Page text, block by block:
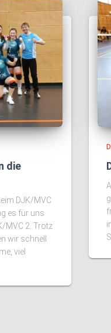
die
DJK/MVC
es für uns
MVC 2. Trotz
wir schnell
viel